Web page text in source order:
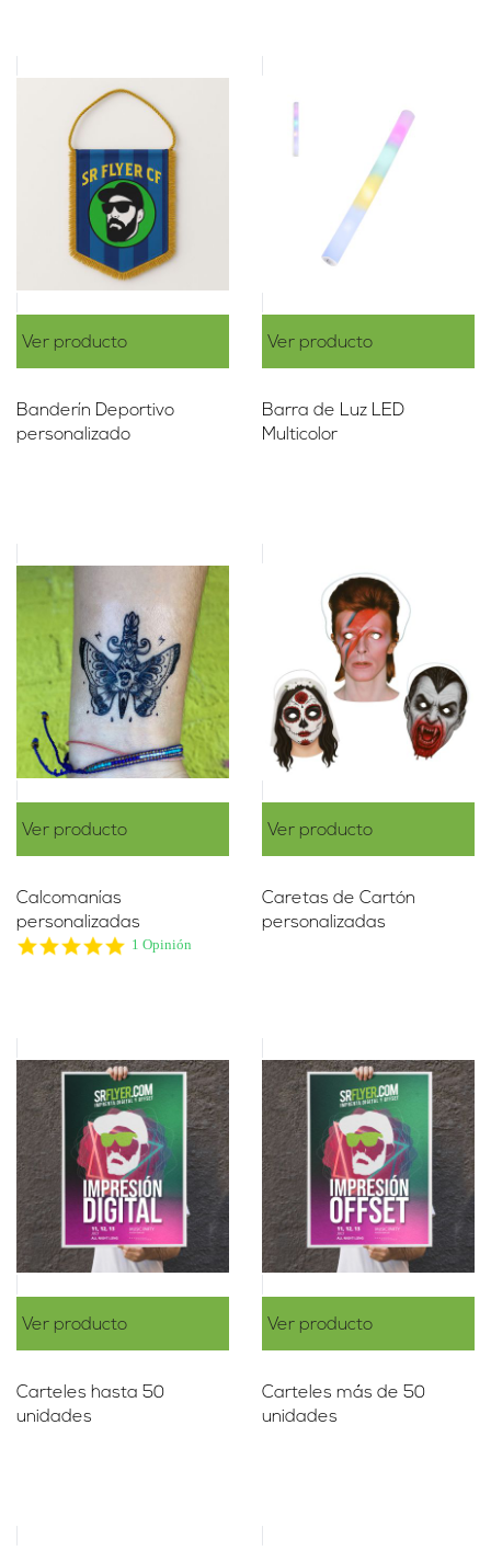
Ver producto
Banderín Deportivo
personalizado
Ver producto
Barra de Luz LED
Multicolor
Ver producto
Calcomanías
personalizadas
5.0
1 Opinión
Ver producto
Caretas de Cartón
personalizadas
Ver producto
Carteles hasta 50
unidades
Ver producto
Carteles más de 50
unidades